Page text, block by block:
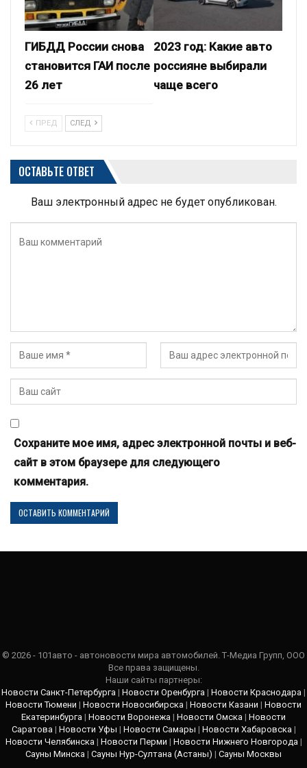
ГИБДД России снова
становится ГАИ после
26 лет
2023 год: Какие авто
россияне выбирали
чаще всего
ПРЕД СЛЕД
ОСТАВЬТЕ ОТВЕТ
Ваш электронный адрес не будет опубликован.
Сохраните мое имя, адрес электронной почты и веб-
сайт в этом браузере для следующего
комментария.
© 2026 - 101авто - автоновости мира автомобилей. Т-Медиа Групп, ООО
Все права защищены.
Наши сайты партнеры:
Новости Санкт-Петербурга | Новости Оренбурга | Новости Краснодара |
Новости Тюмени | Новости Новосибирска | Новости Казани | Новости
Екатеринбурга | Новости Воронежа | Новости Омска | Новости
Саратова| Новости Уфы | Новости Самары | Новости Хабаровска|
Новости Челябинска| Новости Перми | Новости Нижнего Новгорода|
Сауны Минска | Сауны Нур-Султана (Астаны) | Сауны Москвы